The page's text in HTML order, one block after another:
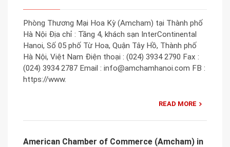
Phòng Thương Mại Hoa Kỳ (Amcham) tại Thành phố
Hà Nội Địa chỉ : Tầng 4, khách sạn InterContinental
Hanoi, Số 05 phố Từ Hoa, Quận Tây Hồ, Thành phố
Hà Nội, Việt Nam Điện thoại : (024) 3934 2790 Fax :
(024) 3934 2787 Email : info@amchamhanoi.com FB :
https://www.
READ MORE
American Chamber of Commerce (Amcham) in